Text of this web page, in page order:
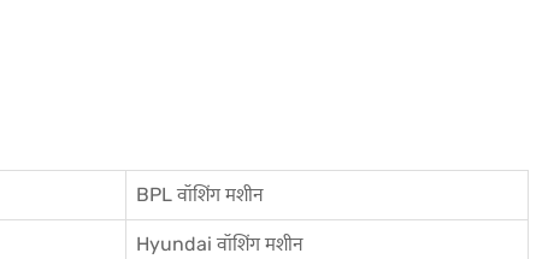
BPL वॉशिंग मशीन
Hyundai वॉशिंग मशीन